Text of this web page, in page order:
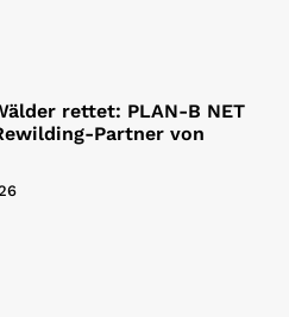
rettet: PLAN-B NET
Partner von